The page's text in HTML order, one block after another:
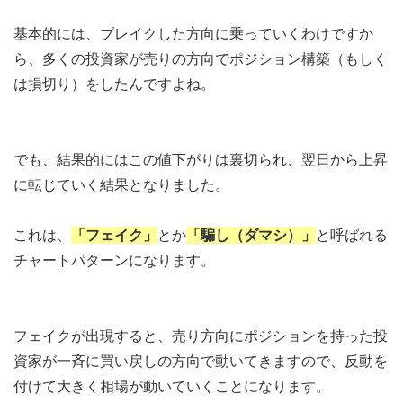
基本的には、ブレイクした方向に乗っていくわけですか
ら、多くの投資家が売りの方向でポジション構築（もしく
は損切り）をしたんですよね。
でも、結果的にはこの値下がりは裏切られ、翌日から上昇
に転じていく結果となりました。
これは、 「フェイク」 とか 「騙し（ダマシ）」 と呼ばれる
チャートパターンになります。
フェイクが出現すると、売り方向にポジションを持った投
資家が一斉に買い戻しの方向で動いてきますので、反動を
付けて大きく相場が動いていくことになります。